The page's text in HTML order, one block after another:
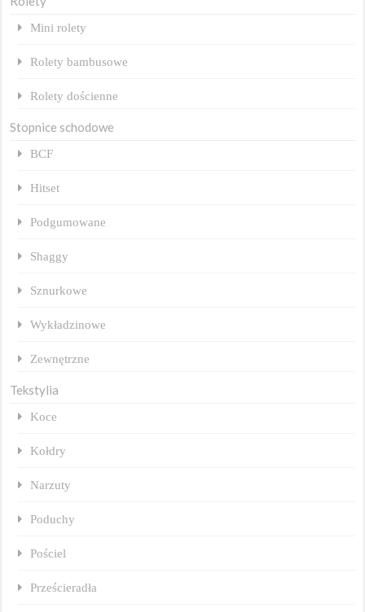
Mini rolety
Rolety bambusowe
Rolety dościenne
Stopnice schodowe
BCF
Hitset
Podgumowane
Shaggy
Sznurkowe
Wykładzinowe
Zewnętrzne
Tekstylia
Koce
Kołdry
Narzuty
Poduchy
Pościel
Prześcieradła